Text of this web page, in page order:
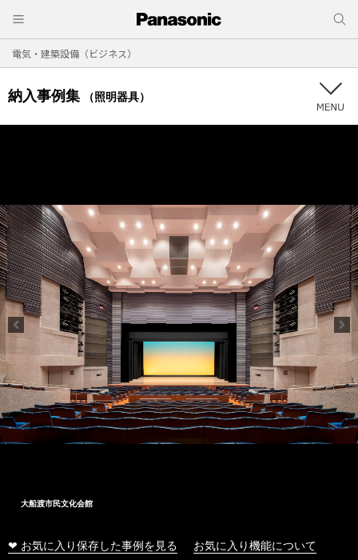
電気・建築設備（ビジネス）
納入事例集 （照明器具）
大船渡市民文化会館
❤ お気に入り保存した事例を見る お気に入り機能について